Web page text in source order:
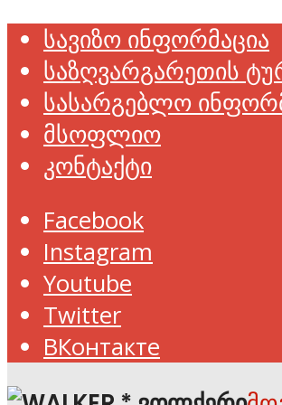
სავიზო ინფორმაცია
საზღვარგარეთის
სასარგებლო
მსოფლიო
კონტაქტი
Facebook
Instagram
Youtube
Twitter
ВКонтакте